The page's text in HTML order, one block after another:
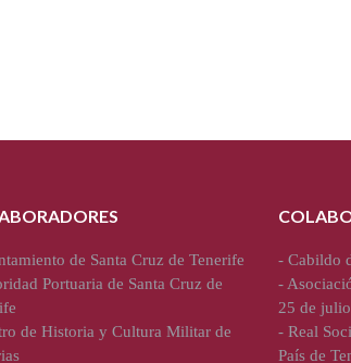
de Santa Cruz de Tenerife
Portuaria de Santa Cruz de
de Historia y Cultura Militar de
- Cabildo
-
25 de
- Real
País de